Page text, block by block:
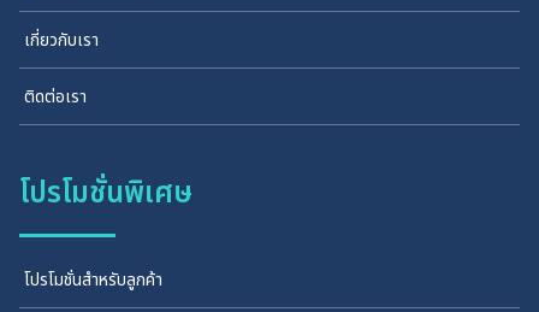
เกี่ยวกับเรา
ติดต่อเรา
โปรโมชั่นพิเศษ
โปรโมชั่นสำหรับลูกค้า